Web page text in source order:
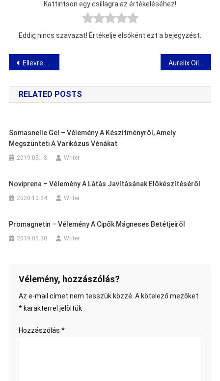
Kattintson egy csillagra az értékeléséhez!
Eddig nincs szavazat! Értékelje elsőként ezt a bejegyzést.
Bejegyzés
navigáció
Ellevre – vélemények, összetevők, akció, bolt, hol lehet vásárolni
RELATED POSTS
Somasnelle Gel – Vélemény A Készítményről, Amely
Megszünteti A Varikózus Vénákat
2019.03.13. Writer
Noviprena – Vélemény A Látás Javításának Előkészítéséről
2020.10.24. Writer
Promagnetin – Vélemény A Cipők Mágneses Betétjeiről
2019.05.30. Writer
Vélemény, hozzászólás?
Az e-mail címet nem tesszük közzé. A kötelező mezőket
*karakterrel jelöltük
Hozzászólás *